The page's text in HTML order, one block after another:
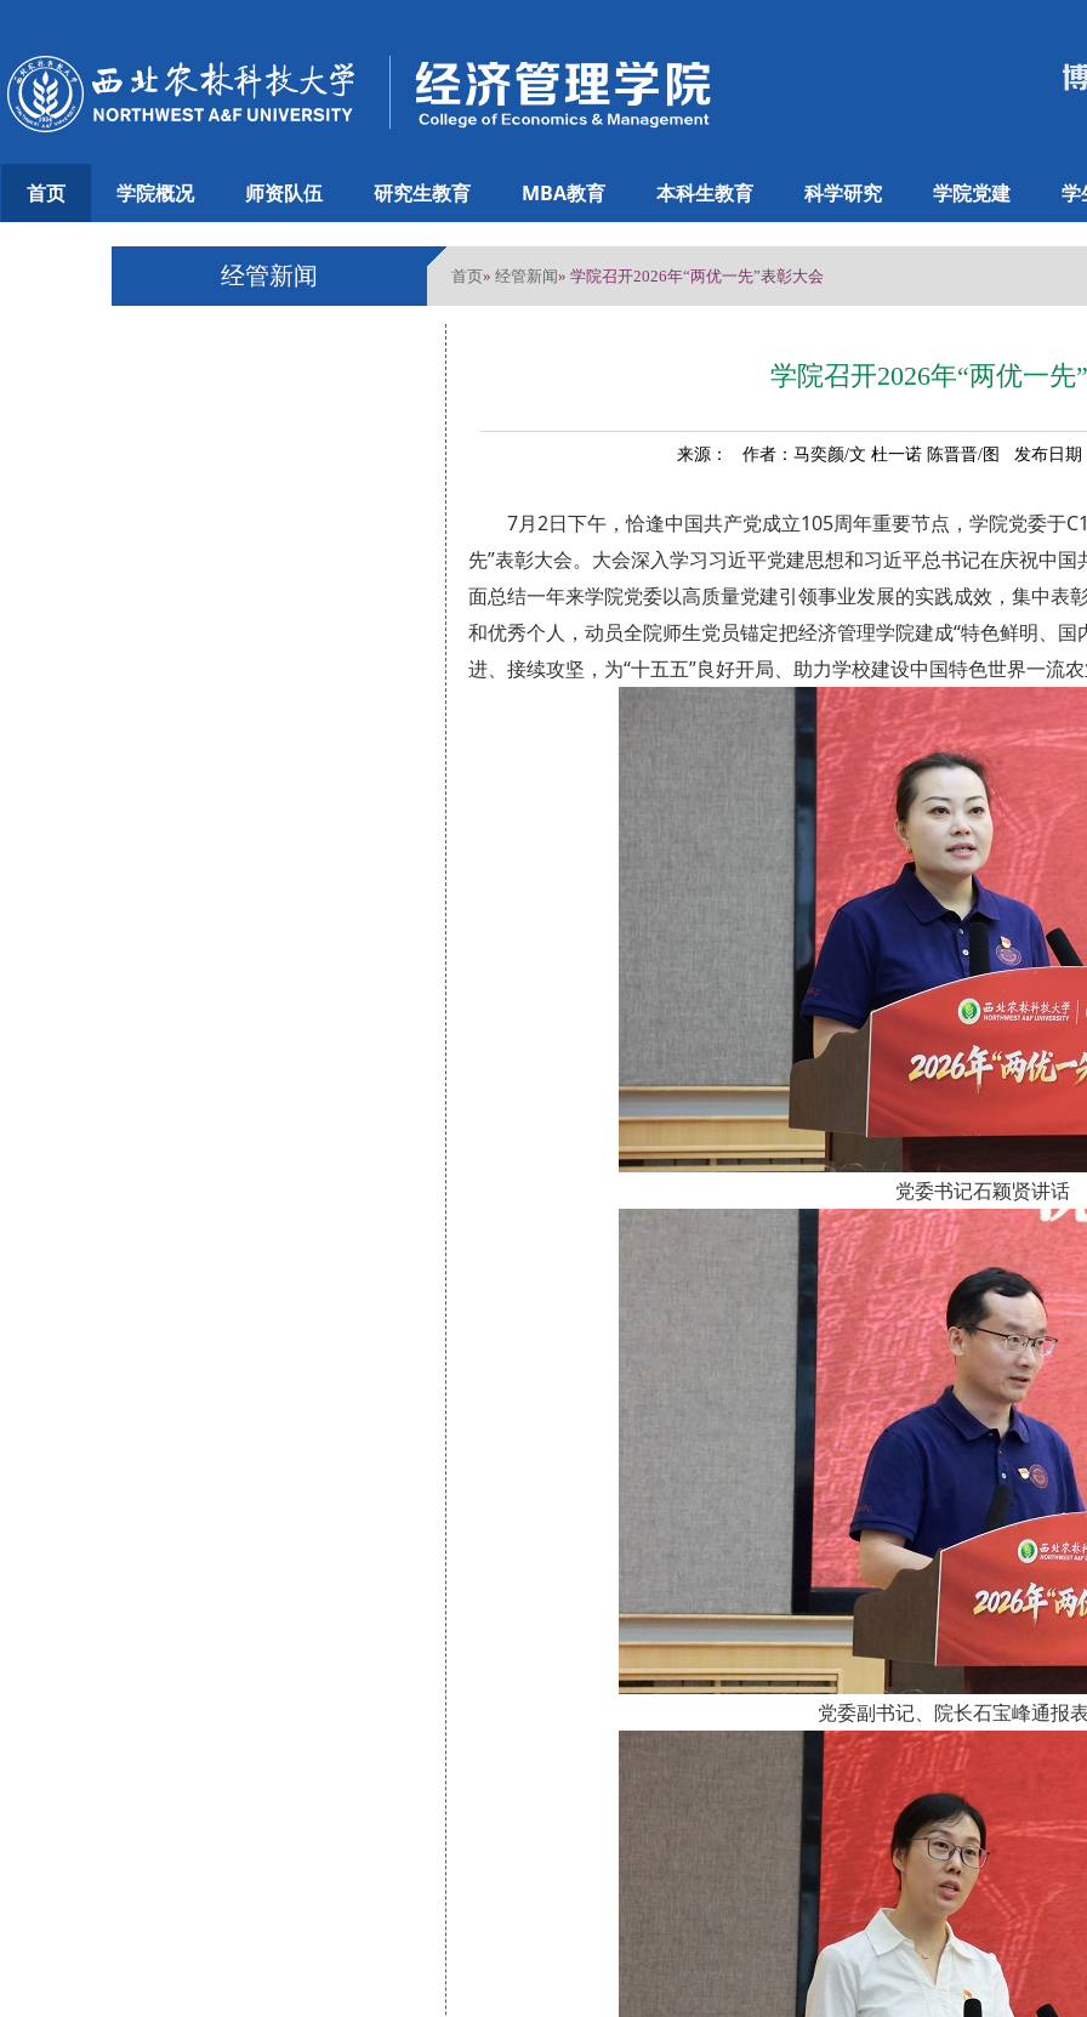
首页 学院概况 师资队伍 研究生教育 MBA教育 本科生教育 科学研究 学院党建 学
经管新闻 首页» 经管新闻» 学院召开2026年“两优一先”表彰大会
学院召开2026年“两优一先
来源： 作者：马奕颜/文 杜一诺 陈晋晋/图 发布日
7月2日下午，恰逢中国共产党成立105周年重要节点，学院党委于
先”表彰大会。大会深入学习习近平党建思想和习近平总书记在庆祝中
面总结一年来学院党委以高质量党建引领事业发展的实践成效，集中表
和优秀个人，动员全院师生党员锚定把经济管理学院建成“特色鲜明、
进、接续攻坚，为“十五五”良好开局、助力学校建设中国特色世界一流
党委书记石颖贤讲话
党委副书记、院长石宝峰通报